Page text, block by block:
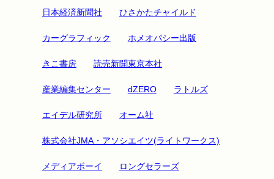
日本経済新聞社 ひさかたチャイルド
カーグラフィック ホメオパシー出版
きこ書房 読売新聞東京本社
産業編集センター dZERO ラトルズ
エイデル研究所 オーム社
株式会社JMA・アソシエイツ(ライトワークス)
メディアボーイ ロングセラーズ